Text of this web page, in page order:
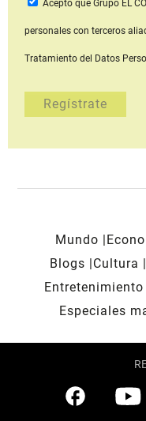
Acepto que Grupo EL
personales con terceros
Tratamiento del Datos
Mundo
Blogs
Cultura
Entretenimiento
Especiales